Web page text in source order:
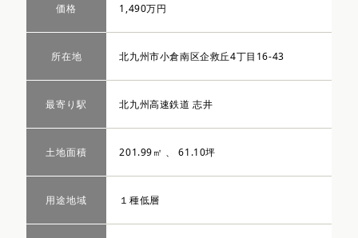
価格 1,490万円
所在地 北九州市小倉南区企救丘4丁目16-43
最寄り駅 北九州高速鉄道 志井
土地面積 201.99㎡ 、 61.10坪
用途地域 １種低層